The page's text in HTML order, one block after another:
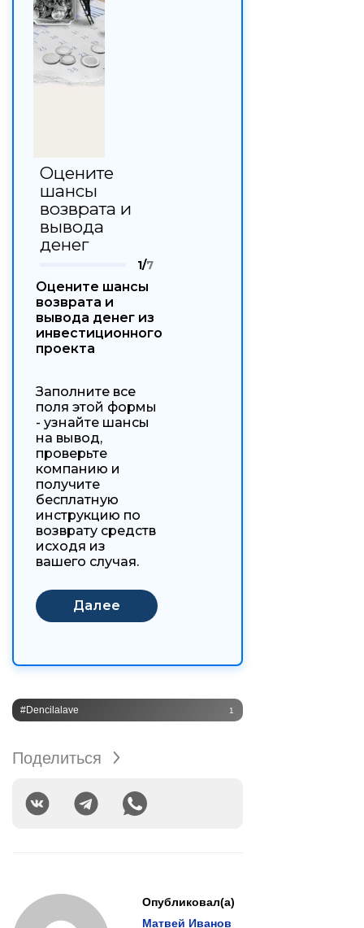
Оцените
шансы
возврата и
вывода
денег
1/7
Оцените шансы
возврата и
вывода денег из
инвестиционного
проекта
Заполните все
поля этой формы
- узнайте шансы
на вывод,
проверьте
компанию и
получите
бесплатную
инструкцию по
возврату средств
исходя из
вашего случая.
#Dencilalave 1
Поделиться
Опубликовал(а)
Матвей Иванов